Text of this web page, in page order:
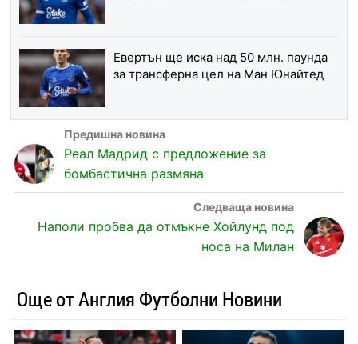
Евертън ще иска над 50 млн. паунда
за трансферна цел на Ман Юнайтед
Реал Мадрид с предложение за
бомбастична размяна
Наполи пробва да отмъкне Хойлунд под
носа на Милан
Още от Англия Футболни Новини